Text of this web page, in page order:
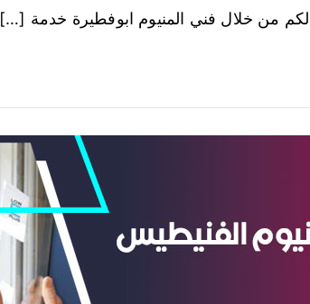
لكم من خلال فني المنيوم ابوفطيرة خدمة […]